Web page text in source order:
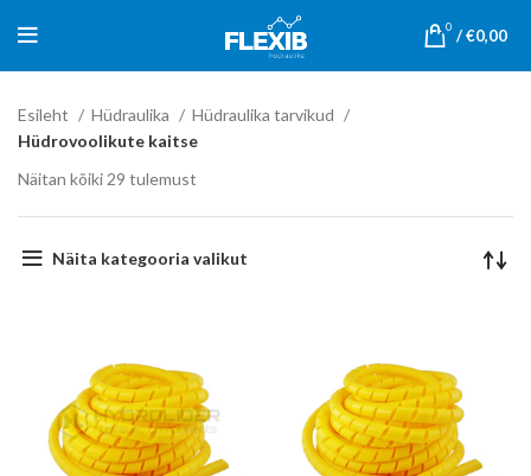
0 /€0,00
Esileht Hüdraulika
Hüdraulika tarvikud
Hüdrovoolikute kaitse
Näitan kõiki 29 tulemust
Näita kategooria valikut